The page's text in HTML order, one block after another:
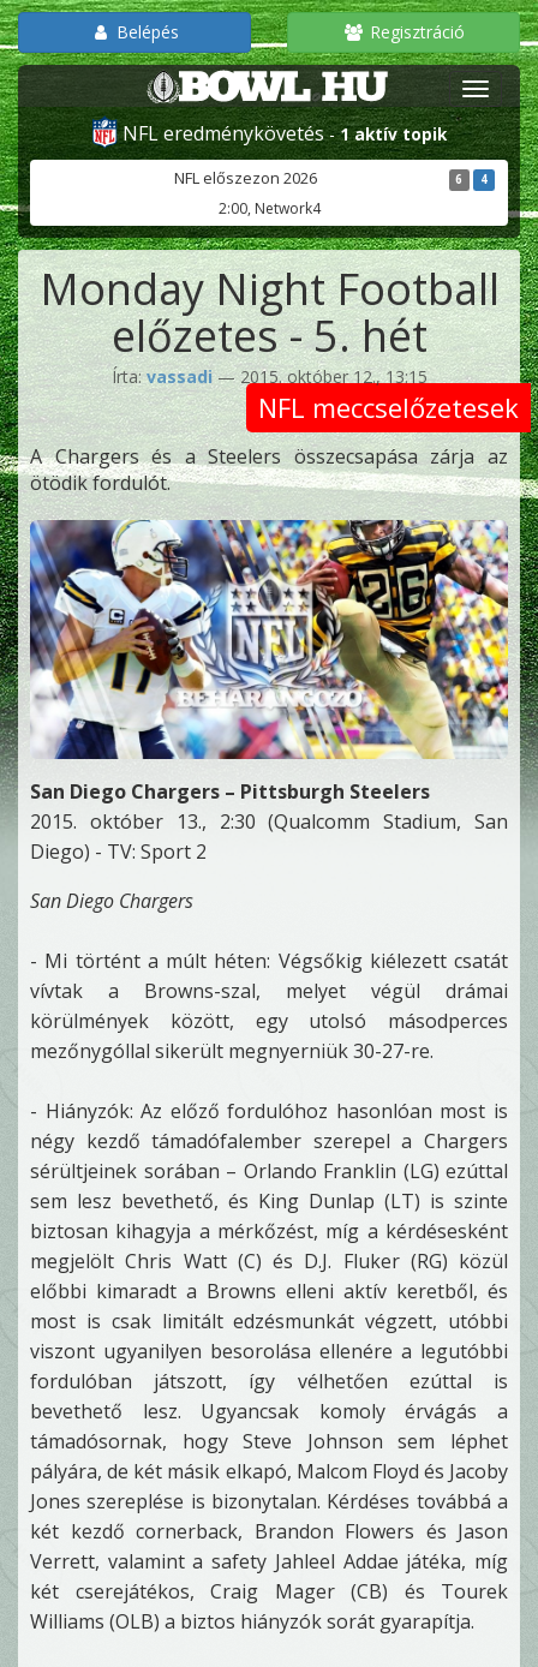
Belépés Regisztráció
NFL eredménykövetés -1 aktív topik
NFL előszezon 2026 6 4
2:00, Network4
Monday Night Football
előzetes - 5. hét
Írta:vassadi— 2015. október 12., 13:15
NFL meccselőzetesek
A Chargers és a Steelers összecsapása zárja az
ötödik fordulót.
San Diego Chargers – Pittsburgh Steelers
2015. október 13., 2:30 (Qualcomm Stadium, San
Diego) - TV: Sport 2
San Diego Chargers
- Mi történt a múlt héten: Végsőkig kiélezett csatát
vívtak a Browns-szal, melyet végül drámai
körülmények között, egy utolsó másodperces
mezőnygóllal sikerült megnyerniük 30-27-re.
- Hiányzók: Az előző fordulóhoz hasonlóan most is
négy kezdő támadófalember szerepel a Chargers
sérültjeinek sorában – Orlando Franklin (LG) ezúttal
sem lesz bevethető, és King Dunlap (LT) is szinte
biztosan kihagyja a mérkőzést, míg a kérdésesként
megjelölt Chris Watt (C) és D.J. Fluker (RG) közül
előbbi kimaradt a Browns elleni aktív keretből, és
most is csak limitált edzésmunkát végzett, utóbbi
viszont ugyanilyen besorolása ellenére a legutóbbi
fordulóban játszott, így vélhetően ezúttal is
bevethető lesz. Ugyancsak komoly érvágás a
támadósornak, hogy Steve Johnson sem léphet
pályára, de két másik elkapó, Malcom Floyd és Jacoby
Jones szereplése is bizonytalan. Kérdéses továbbá a
két kezdő cornerback, Brandon Flowers és Jason
Verrett, valamint a safety Jahleel Addae játéka, míg
két cserejátékos, Craig Mager (CB) és Tourek
Williams (OLB) a biztos hiányzók sorát gyarapítja.